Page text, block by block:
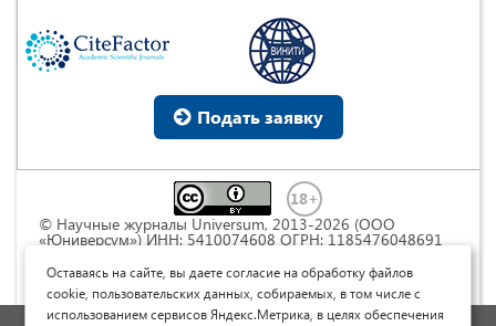
Подать заявку
© Научные журналы Universum, 2013-2026 (ООО
«Юниверсум») ИНН: 5410074608 ОГРН: 1185476048691
Commons « Attribution» («Атрибуция») 4.0
Непортированная
Оставаясь на сайте, вы даете согласие на обработку файлов
cookie, пользовательских данных, собираемых, в том числе с
использованием сервисов Яндекс.Метрика, в целях обеспечения